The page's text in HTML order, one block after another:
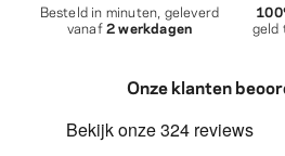
Besteld in minuten, geleverd
vanaf2 werkdagen
geld
Onze klanten